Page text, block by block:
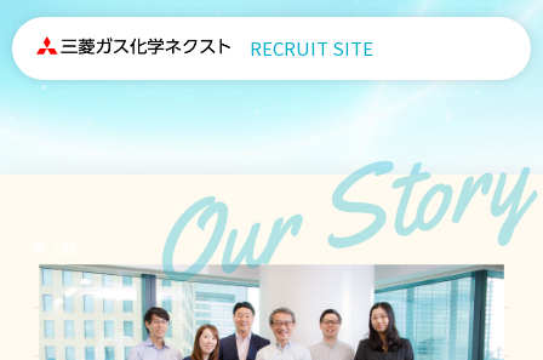
RECRUIT SITE
Our Story